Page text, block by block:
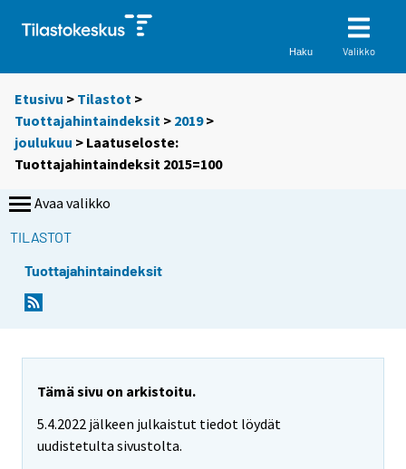
Haku Valikko
Etusivu > Tilastot >
Tuottajahintaindeksit > 2019>
joulukuu > Laatuseloste:
Tuottajahintaindeksit 2015=100
Avaa valikko
TILASTOT
Tuottajahintaindeksit
Tämä sivu on arkistoitu.
5.4.2022 jälkeen julkaistut tiedot löydät
uudistetulta sivustolta.